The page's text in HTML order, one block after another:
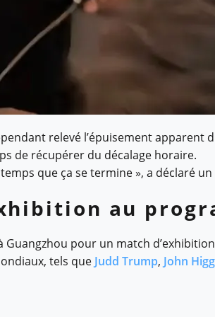
relevé l’épuisement apparent
de récupérer du décalage horaire.
que ça se termine », a déclaré
au
Guangzhou pour un match
tels que Judd Trump, John